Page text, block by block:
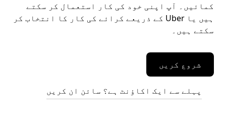
کمائیں۔ آپ اپنی خود کی کار استعمال کر سکتے
ہیں یا Uber کے ذریعے کرائے کی کار کا انتخاب کر
سکتے ہیں۔
شروع کریں
پہلے سے ایک اکاؤنٹ ہے؟ سائن ان کریں